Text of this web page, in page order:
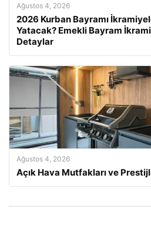
Ağustos 4, 2026
2026 Kurban Bayramı
Yatacak? Emekli Bayram
Detaylar
Ağustos 4, 2026
Açık Hava Mutfakları ve